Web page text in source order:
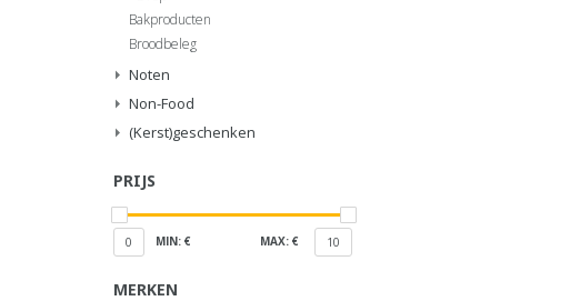
Bakproducten
Broodbeleg
Noten
Non-Food
(Kerst)geschenken
PRIJS
0 MIN: € MAX: € 10
MERKEN